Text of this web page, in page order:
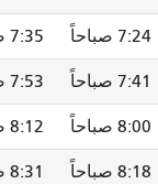
7:43 صباحاً
8:01 صباحاً
8:20 صباحاً
8:39 صباحاً